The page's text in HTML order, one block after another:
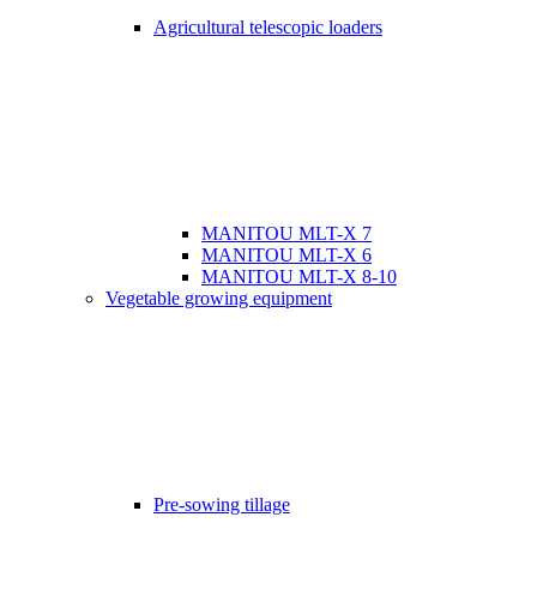
Agricultural telescopic loaders
MANITOU MLT-X 7
MANITOU MLT-X 6
MANITOU MLT-X 8-10
Vegetable growing equipment
Pre-sowing tillage